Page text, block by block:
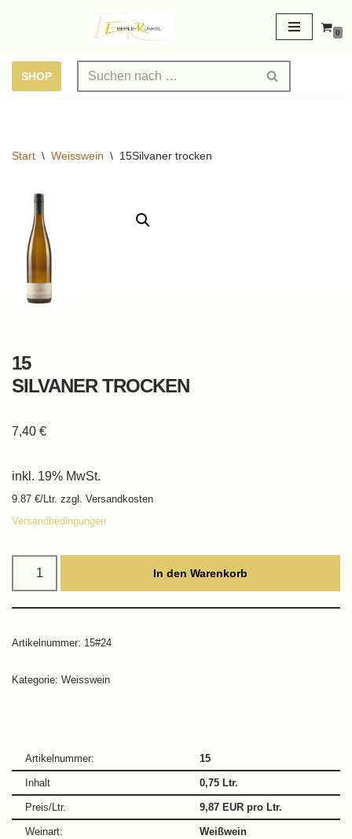
Inhalt
0
SHOP
Start \ Weisswein \ 15Silvaner trocken
15
SILVANER TROCKEN
7,40 €
inkl. 19% MwSt.
9.87 €/Ltr. zzgl. Versandkosten
Versandbedingungen
In den Warenkorb
Artikelnummer: 15#24
Kategorie: Weisswein
Artikelnummer: 15
Inhalt 0,75 Ltr.
Preis/Ltr. 9,87 EUR pro Ltr.
Weinart: Weißwein